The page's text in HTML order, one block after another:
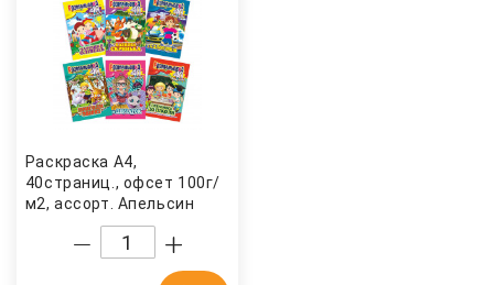
Раскраска А4,
40страниц., офсет 100г/
м2, ассорт. Апельсин